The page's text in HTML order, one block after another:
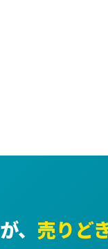
、 売りど